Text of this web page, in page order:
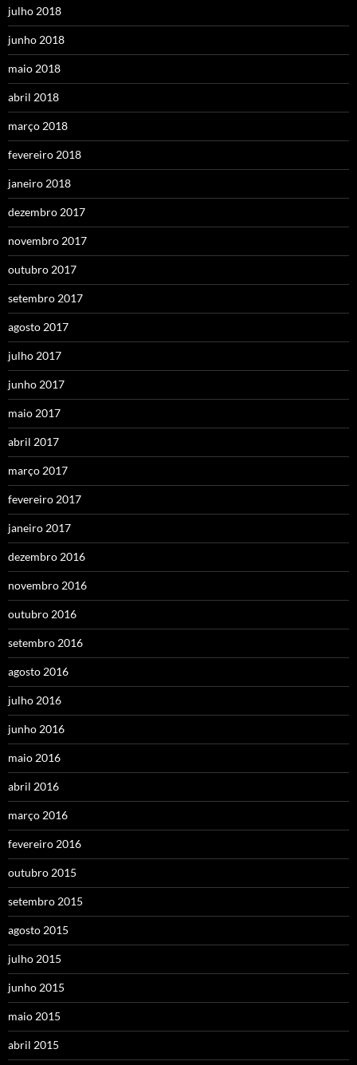
julho 2018
junho 2018
maio 2018
abril 2018
março 2018
fevereiro 2018
janeiro 2018
dezembro 2017
novembro 2017
outubro 2017
setembro 2017
agosto 2017
julho 2017
junho 2017
maio 2017
abril 2017
março 2017
fevereiro 2017
janeiro 2017
dezembro 2016
novembro 2016
outubro 2016
setembro 2016
agosto 2016
julho 2016
junho 2016
maio 2016
abril 2016
março 2016
fevereiro 2016
outubro 2015
setembro 2015
agosto 2015
julho 2015
junho 2015
maio 2015
abril 2015